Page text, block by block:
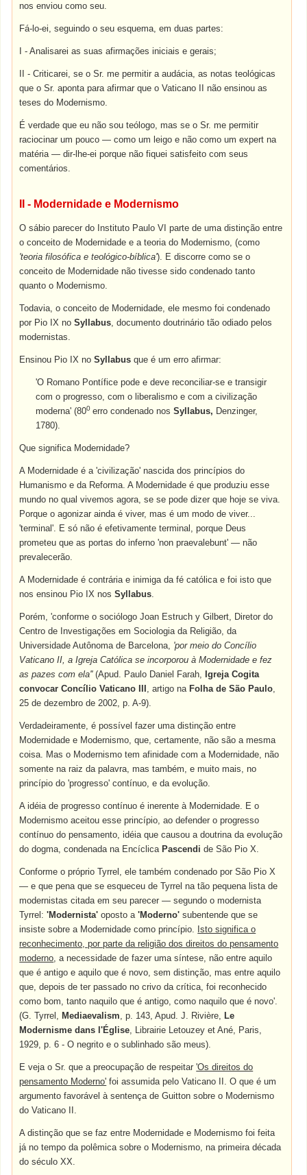
nos enviou como seu.
Fá-lo-ei, seguindo o seu esquema, em duas partes:
I - Analisarei as suas afirmações iniciais e gerais;
II - Criticarei, se o Sr. me permitir a audácia, as notas teológicas
que o Sr. aponta para afirmar que o Vaticano II não ensinou as
teses do Modernismo.
É verdade que eu não sou teólogo, mas se o Sr. me permitir
raciocinar um pouco — como um leigo e não como um expert na
matéria — dir-lhe-ei porque não fiquei satisfeito com seus
comentários.
II - Modernidade e Modernismo
O sábio parecer do Instituto Paulo VI parte de uma distinção entre
o conceito de Modernidade e a teoria do Modernismo, (como
'teoria filosófica e teológico-bíblica'). E discorre como se o
conceito de Modernidade não tivesse sido condenado tanto
quanto o Modernismo.
Todavia, o conceito de Modernidade, ele mesmo foi condenado
por Pio IX noSyllabus, documento doutrinário tão odiado pelos
modernistas.
Ensinou Pio IX noSyllabusque é um erro afirmar:
'O Romano Pontífice pode e deve reconciliar-se e transigir
com o progresso, com o liberalismo e com a civilização
moderna' (800 erro condenado nosSyllabus, Denzinger,
1780).
Que significa Modernidade?
A Modernidade é a 'civilização' nascida dos princípios do
Humanismo e da Reforma. A Modernidade é que produziu esse
mundo no qual vivemos agora, se se pode dizer que hoje se viva.
Porque o agonizar ainda é viver, mas é um modo de viver...
'terminal'. E só não é efetivamente terminal, porque Deus
prometeu que as portas do inferno 'non praevalebunt' — não
prevalecerão.
A Modernidade é contrária e inimiga da fé católica e foi isto que
nos ensinou Pio IX nosSyllabus.
Porém, 'conforme o sociólogo Joan Estruch y Gilbert, Diretor do
Centro de Investigações em Sociologia da Religião, da
Universidade Autônoma de Barcelona, 'por meio do Concílio
Vaticano II, a Igreja Católica se incorporou à Modernidade e fez
as pazes com ela''(Apud. Paulo Daniel Farah, Igreja Cogita
convocar Concílio Vaticano III , artigo na Folha de São Paulo,
25 de dezembro de 2002, p. A-9).
Verdadeiramente, é possível fazer uma distinção entre
Modernidade e Modernismo, que, certamente, não são a mesma
coisa. Mas o Modernismo tem afinidade com a Modernidade, não
somente na raiz da palavra, mas também, e muito mais, no
princípio do 'progresso' contínuo, e da evolução.
A idéia de progresso contínuo é inerente à Modernidade. E o
Modernismo aceitou esse princípio, ao defender o progresso
contínuo do pensamento, idéia que causou a doutrina da evolução
do dogma, condenada na Encíclica Pascendide São Pio X.
Conforme o próprio Tyrrel, ele também condenado por São Pio X
— e que pena que se esqueceu de Tyrrel na tão pequena lista de
modernistas citada em seu parecer — segundo o modernista
Tyrrel:'Modernista'oposto a'Moderno'subentende que se
insiste sobre a Modernidade como princípio. Isto significa o
reconhecimento, por parte da religião dos direitos do pensamento
moderno, a necessidade de fazer uma síntese, não entre aquilo
que é antigo e aquilo que é novo, sem distinção, mas entre aquilo
que, depois de ter passado no crivo da crítica, foi reconhecido
como bom, tanto naquilo que é antigo, como naquilo que é novo'.
(G. Tyrrel, Mediaevalism, p. 143, Apud. J. Rivière, Le
Modernisme dans l'Église, Librairie Letouzey et Ané, Paris,
1929, p. 6 - O negrito e o sublinhado são meus).
E veja o Sr. que a preocupação de respeitar'Os direitos do
pensamento Moderno' foi assumida pelo Vaticano II. O que é um
argumento favorável à sentença de Guitton sobre o Modernismo
do Vaticano II.
A distinção que se faz entre Modernidade e Modernismo foi feita
já no tempo da polêmica sobre o Modernismo, na primeira década
do século XX.